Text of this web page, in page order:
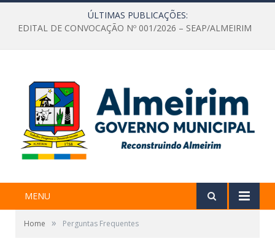
ÚLTIMAS PUBLICAÇÕES:
EDITAL DE CONVOCAÇÃO Nº 001/2026 – SEAP/ALMEIRIM
MENU
Home » Perguntas Frequentes